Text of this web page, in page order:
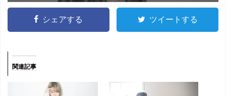
シェアする ツイートする
関連記事